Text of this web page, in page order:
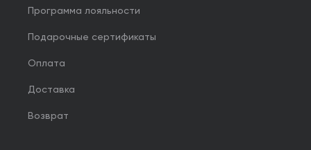
Программа лояльности
Подарочные сертификаты
Оплата
Доставка
Возврат